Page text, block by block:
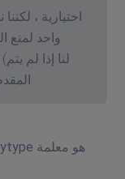
واحد
توفير وكيل) و IP المقدم الحل للتحقق (لك).